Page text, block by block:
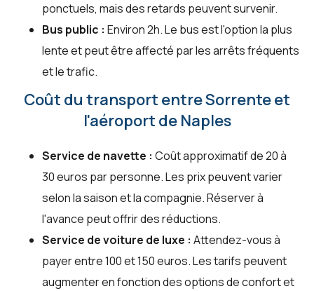
ponctuels, mais des retards peuvent survenir.
Bus public : Environ 2h. Le bus est l'option la plus
lente et peut être affecté par les arrêts fréquents
et le trafic.
Coût du transport entre Sorrente et
l'aéroport de Naples
Service de navette : Coût approximatif de 20 à
30 euros par personne. Les prix peuvent varier
selon la saison et la compagnie. Réserver à
l'avance peut offrir des réductions.
Service de voiture de luxe : Attendez-vous à
payer entre 100 et 150 euros. Les tarifs peuvent
augmenter en fonction des options de confort et